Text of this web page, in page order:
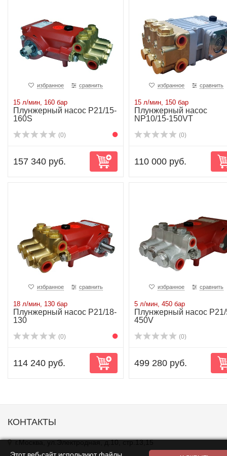
избранное сравнить
15 л/мин, 160 бар
Плунжерный насос P21/15-
160S
(0)
157 340 руб.
избранное сравнить
15 л/мин, 150 бар
Плунжерный насос
NP10/15-150VT
(0)
110 000 руб.
избранное сравнить
18 л/мин, 130 бар
Плунжерный насос P21/18-
130
(0)
114 240 руб.
избранное сравнить
5 л/мин, 450 бар
Плунжерный насос P21/
450V
(0)
499 280 руб.
КОНТАКТЫ
г.Москва, ул.Электродная, д.10, стр.13,15
Этот веб-сайт используют файлы